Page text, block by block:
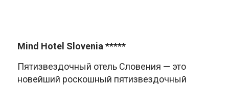
Mind Hotel Slovenia *****
Пятизвездочный отель Словения — это
новейший роскошный пятизвездочный